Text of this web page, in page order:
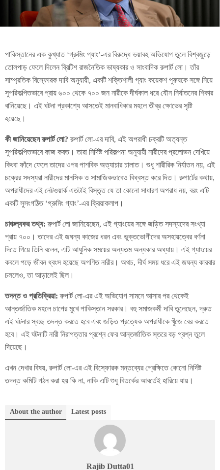
পাকিস্তানের এক কুখ্যাত ‘গ্রুমিং গ্যাং’-এর বিরুদ্ধে ভয়াবহ অভিযোগ তুলে বিশ্বজুড়ে
তোলপাড় ফেলে দিলেন ব্রিটিশ রাজনৈতিক ভাষ্যকার ও সাংবাদিক রুপার্ট লো। তাঁর
সাম্প্রতিক বিস্ফোরক দাবি অনুযায়ী, একটি শক্তিশালী গ্যাং কয়েকশ পুরুষকে সঙ্গে নিয়ে
সুপরিকল্পিতভাবে প্রায় ৬০০ থেকে ৭০০ জন নারীকে দীর্ঘকাল ধরে যৌন নির্যাতনের শিকার
বানিয়েছে। এই ঘটনা প্রকাশ্যে আসতেই মানবাধিকার মহলে তীব্র ক্ষোভের সৃষ্টি
হয়েছে।
কী জানিয়েছেন রুপার্ট লো? রুপার্ট লো-এর দাবি, এই অপরাধী চক্রটি অত্যন্ত
সুপরিকল্পিতভাবে কাজ করত। তারা নির্দিষ্ট পরিকল্পনা অনুযায়ী নারীদের প্রলোভন দেখিয়ে
কিংবা ফাঁদে ফেলে তাদের ওপর পাশবিক অত্যাচার চালাত। শুধু শারীরিক নির্যাতন নয়, এই
চক্রের সদস্যরা নারীদের মানসিক ও সামাজিকভাবেও বিধ্বস্ত করে দিত। রুপার্টের কথায়,
অপরাধীদের এই নেটওয়ার্ক এতটাই বিস্তৃত যে তা কোনো সাধারণ অপরাধ নয়, বরং এটি
একটি সুসংগঠিত ‘গ্রুমিং গ্যাং’-এর ক্রিয়াকলাপ।
চাঞ্চল্যকর তথ্য: রুপার্ট লো জানিয়েছেন, এই গ্যাংয়ের সঙ্গে জড়িত সদস্যদের সংখ্যা
প্রায় ৭০০। তাদের এই জঘন্য কাজের ধরন এবং ভুক্তভোগীদের অসহায়ত্বের বর্ণনা
দিতে গিয়ে তিনি বলেন, এটি আধুনিক সময়ের অন্যতম অন্ধকার অধ্যায়। এই গ্যাংয়ের
কবলে পড়ে জীবন ধ্বংস হয়েছে অগণিত নারীর। অথচ, দীর্ঘ সময় ধরে এই জঘন্য কারবার
চললেও, তা আড়ালেই ছিল।
তদন্ত ও প্রতিক্রিয়া: রুপার্ট লো-এর এই অভিযোগ সামনে আসার পর থেকেই
আন্তর্জাতিক মহলে চাপের মুখে পাকিস্তান সরকার। বহু সমাজকর্মী দাবি তুলেছেন, দ্রুত
এই ঘটনার স্বচ্ছ তদন্ত করতে হবে এবং জড়িত প্রত্যেক অপরাধীকে খুঁজে বের করতে
হবে। এই ঘটনাটি নারী নিরাপত্তার প্রশ্নে ফের আন্তর্জাতিক স্তরে বড় প্রশ্ন তুলে
দিয়েছে।
এখন দেখার বিষয়, রুপার্ট লো-এর এই বিস্ফোরক মন্তব্যের প্রেক্ষিতে কোনো নির্দিষ্ট
তদন্ত কমিটি গঠন করা হয় কি না, নাকি এটি শুধু বিতর্কের আবর্তেই হারিয়ে যায়।
About the author Latest posts
Rajib Dutta01